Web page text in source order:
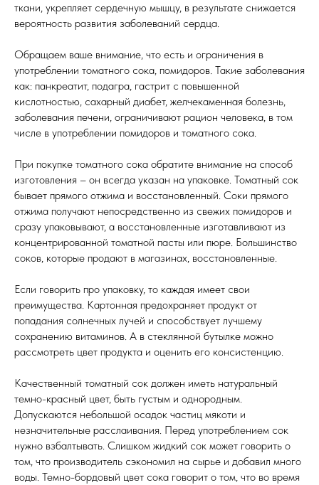
ткани, укрепляет сердечную мышцу, в результате снижается
вероятность развития заболеваний сердца.
Обращаем ваше внимание, что есть и ограничения в
употреблении томатного сока, помидоров. Такие заболевания
как: панкреатит, подагра, гастрит с повышенной
кислотностью, сахарный диабет, желчекаменная болезнь,
заболевания печени, ограничивают рацион человека, в том
числе в употреблении помидоров и томатного сока.
При покупке томатного сока обратите внимание на способ
изготовления – он всегда указан на упаковке. Томатный сок
бывает прямого отжима и восстановленный. Соки прямого
отжима получают непосредственно из свежих помидоров и
сразу упаковывают, а восстановленные изготавливают из
концентрированной томатной пасты или пюре. Большинство
соков, которые продают в магазинах, восстановленные.
Если говорить про упаковку, то каждая имеет свои
преимущества. Картонная предохраняет продукт от
попадания солнечных лучей и способствует лучшему
сохранению витаминов. А в стеклянной бутылке можно
рассмотреть цвет продукта и оценить его консистенцию.
Качественный томатный сок должен иметь натуральный
темно-красный цвет, быть густым и однородным.
Допускаются небольшой осадок частиц мякоти и
незначительные расслаивания. Перед употреблением сок
нужно взбалтывать. Слишком жидкий сок может говорить о
том, что производитель сэкономил на сырье и добавил много
воды. Темно-бордовый цвет сока говорит о том, что во время